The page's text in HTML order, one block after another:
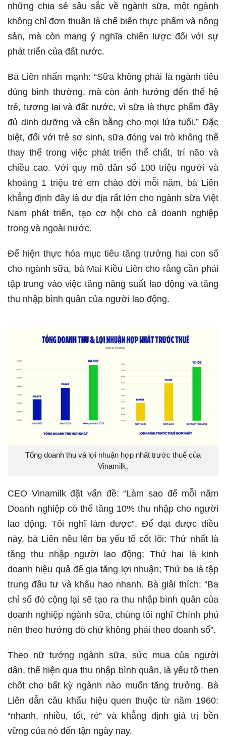
những chia sẻ sâu sắc về ngành sữa, một ngành
không chỉ đơn thuần là chế biến thực phẩm và nông
sản, mà còn mang ý nghĩa chiến lược đối với sự
phát triển của đất nước.
Bà Liên nhấn mạnh: “Sữa không phải là ngành tiêu
dùng bình thường, mà còn ảnh hưởng đến thế hệ
trẻ, tương lai và đất nước, vì sữa là thực phẩm đầy
đủ dinh dưỡng và cân bằng cho mọi lứa tuổi.” Đặc
biệt, đối với trẻ sơ sinh, sữa đóng vai trò không thể
thay thế trong việc phát triển thể chất, trí não và
chiều cao. Với quy mô dân số 100 triệu người và
khoảng 1 triệu trẻ em chào đời mỗi năm, bà Liên
khẳng định đây là dư địa rất lớn cho ngành sữa Việt
Nam phát triển, tạo cơ hội cho cả doanh nghiệp
trong và ngoài nước.
Để hiện thực hóa mục tiêu tăng trưởng hai con số
cho ngành sữa, bà Mai Kiều Liên cho rằng cần phải
tập trung vào việc tăng năng suất lao động và tăng
thu nhập bình quân của người lao động.
Tổng doanh thu và lợi nhuận hợp nhất trước thuế của
Vinamilk.
CEO Vinamilk đặt vấn đề: “Làm sao để mỗi năm
Doanh nghiệp có thể tăng 10% thu nhập cho người
lao động. Tôi nghĩ làm được”. Để đạt được điều
này, bà Liên nêu lên ba yếu tố cốt lõi: Thứ nhất là
tăng thu nhập người lao động; Thứ hai là kinh
doanh hiệu quả để gia tăng lợi nhuận; Thứ ba là tập
trung đầu tư và khấu hao nhanh. Bà giải thích: “Ba
chỉ số đó cộng lại sẽ tạo ra thu nhập bình quân của
doanh nghiệp ngành sữa, chúng tôi nghĩ Chính phủ
nên theo hướng đó chứ không phải theo doanh số”.
Theo nữ tướng ngành sữa, sức mua của người
dân, thể hiện qua thu nhập bình quân, là yếu tố then
chốt cho bất kỳ ngành nào muốn tăng trưởng. Bà
Liên dẫn câu khẩu hiệu quen thuộc từ năm 1960:
“nhanh, nhiều, tốt, rẻ” và khẳng định giá trị bền
vững của nó đến tận ngày nay.